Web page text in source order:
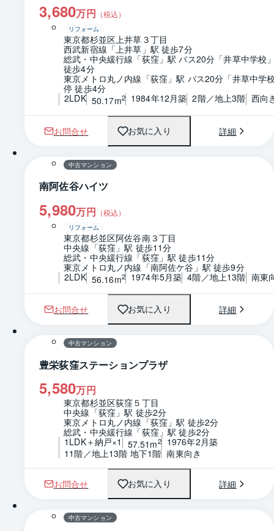
3,680万円 （税込）
リフォーム
東京都杉並区上井草３丁目
西武新宿線「上井草」駅 徒歩7分
総武・中央緩行線「荻窪」駅 バス20分「井草中学校
徒歩4分
東京メトロ丸ノ内線「荻窪」駅 バス20分「井草中学
停 徒歩4分
2LDK 50.17m2 1984年12月築 2階／地上3階 西向
お問合せ お気に入り 詳細
1 / 0 間取り
中古マンション
南阿佐谷ハイツ
5,980万円 （税込）
リフォーム
東京都杉並区阿佐谷南３丁目
中央線「荻窪」駅 徒歩11分
総武・中央緩行線「荻窪」駅 徒歩11分
東京メトロ丸ノ内線「南阿佐ケ谷」駅 徒歩9分
2LDK 56.16m2 1974年5月築 4階／地上13階 南東
お問合せ お気に入り 詳細
1 / 0 間取り
中古マンション
豊栄荻窪ステーションプラザ
5,580万円
東京都杉並区荻窪５丁目
中央線「荻窪」駅 徒歩2分
東京メトロ丸ノ内線「荻窪」駅 徒歩2分
総武・中央緩行線「荻窪」駅 徒歩2分
1LDK＋納戸×1
57.51m2
1976年2月築
11階／地上13階 地下1階 南東向き
お問合せ お気に入り 詳細
1 / 0 間取り
中古マンション